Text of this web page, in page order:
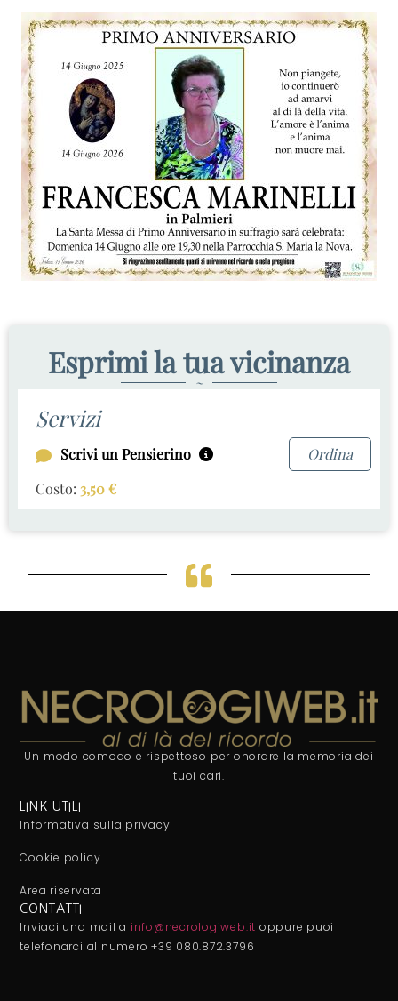
Esprimi la tua vicinanza
~
Servizi
Scrivi un Pensierino
Ordina
Costo: 3,50€
Un modo comodo e rispettoso per onorare la memoria dei
tuoi cari.
LINK UTILI
Informativa sulla privacy
Cookie policy
Area riservata
CONTATTI
Inviaci una mail a info@necrologiweb.it oppure puoi
telefonarci al numero +39 080.872.3796